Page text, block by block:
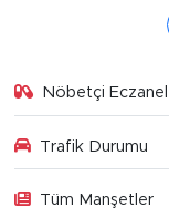
Nöbetçi
Trafik Durumu
Tüm Manşetler